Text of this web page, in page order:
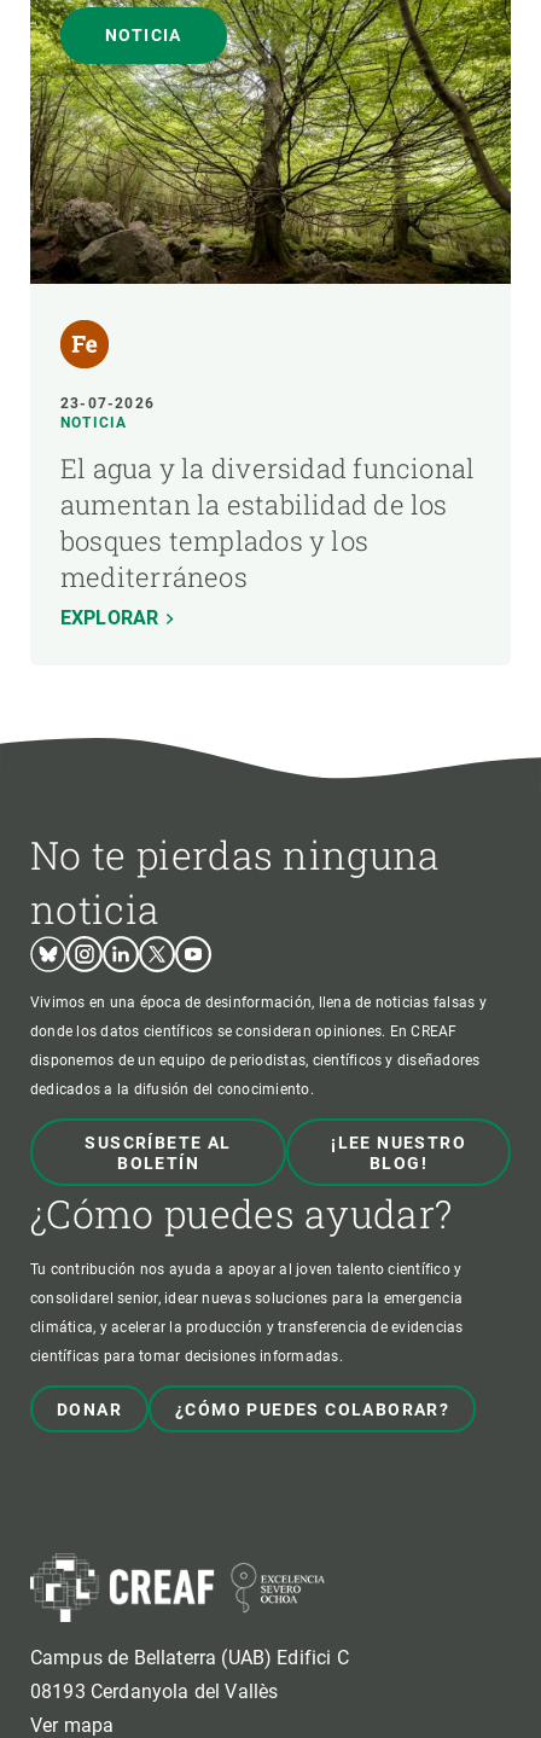
NOTICIA
23-07-2026
NOTICIA
El agua y la diversidad funcional
aumentan la estabilidad de los
bosques templados y los
mediterráneos
EXPLORAR
No te pierdas ninguna
noticia
BlueskyInstagram
LinkedinTwitterYoutube
Vivimos en una época de desinformación, llena de noticias falsas y
donde los datos científicos se consideran opiniones. En CREAF
disponemos de un equipo de periodistas, científicos y diseñadores
dedicados a la difusión del conocimiento.
SUSCRÍBETE AL
BOLETÍN
¡LEE NUESTRO
BLOG!
¿Cómo puedes ayudar?
Tu contribución nos ayuda a apoyar al joven talento científico y
consolidarel senior, idear nuevas soluciones para la emergencia
climática, y acelerar la producción y transferencia de evidencias
científicas para tomar decisiones informadas.
DONAR ¿CÓMO PUEDES COLABORAR?
Campus de Bellaterra (UAB) Edifici C
08193 Cerdanyola del Vallès
Ver mapa